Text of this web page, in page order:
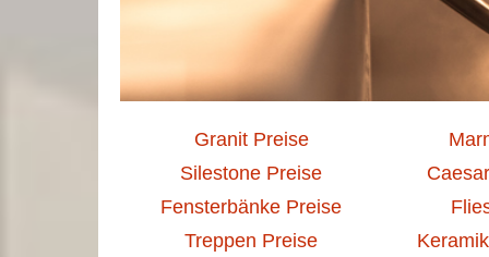
Granit Preise
Silestone Preise
Fensterbänke Preise
Treppen Preise